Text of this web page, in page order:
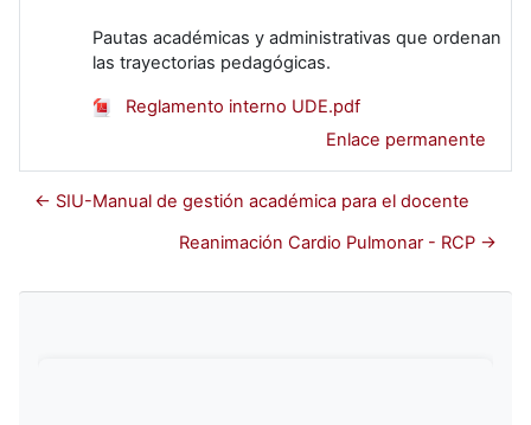
Pautas académicas y administrativas que ordenan
las trayectorias pedagógicas.
Reglamento interno UDE.pdf
Enlace permanente
← SIU-Manual de gestión académica para el docente
Reanimación Cardio Pulmonar - RCP →